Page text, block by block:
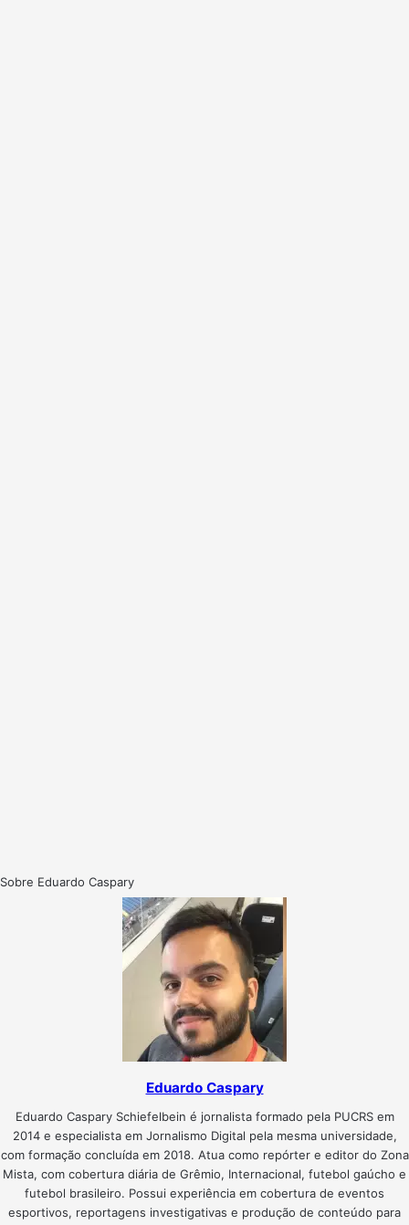
Sobre Eduardo Caspary
Eduardo Caspary
Eduardo Caspary Schiefelbein é jornalista formado pela PUCRS em
2014 e especialista em Jornalismo Digital pela mesma universidade,
com formação concluída em 2018. Atua como repórter e editor do Zona
Mista, com cobertura diária de Grêmio, Internacional, futebol gaúcho e
futebol brasileiro. Possui experiência em cobertura de eventos
esportivos, reportagens investigativas e produção de conteúdo para